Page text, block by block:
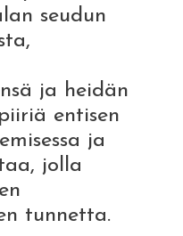
seudun
ja heidän
entisen
ja
jolla
tunnetta.